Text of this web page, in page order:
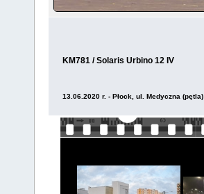
KM781 / Solaris Urbino 12 IV
13.06.2020 r. - Płock, ul. Medyczna (pętla)